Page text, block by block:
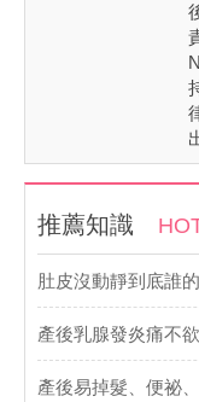
推薦知識
肚皮沒動靜到底誰
產後乳腺發炎痛不
產後易掉髮、便祕